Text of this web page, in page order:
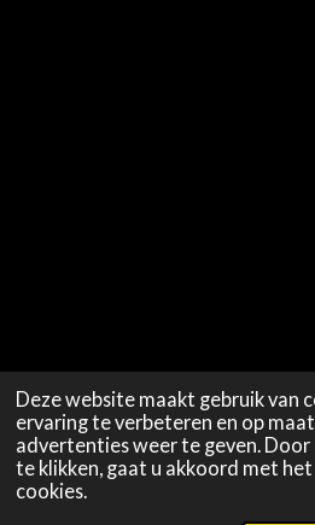
Deze website maakt gebruik van
ervaring te verbeteren en op
advertenties weer te geven. Door
te klikken, gaat u akkoord met
cookies.